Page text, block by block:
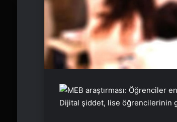
Dijital şiddet, lise öğrencilerinin